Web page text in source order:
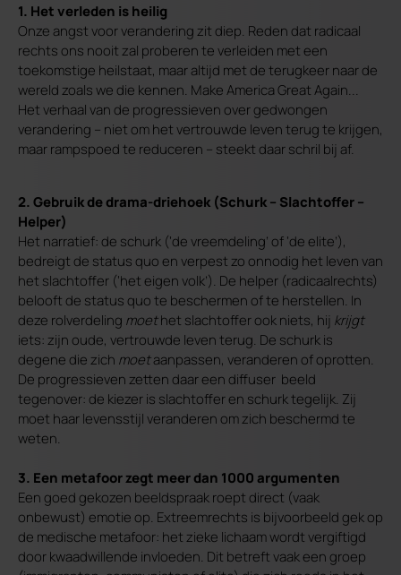
1. Het verleden is heilig
Onze angst voor verandering zit diep. Reden dat radicaal
rechts ons nooit zal proberen te verleiden met een
toekomstige heilstaat, maar altijd met de terugkeer naar de
wereld zoals we die kennen. Make America Great Again...
Het verhaal van de progressieven over gedwongen
verandering – niet om het vertrouwde leven terug te krijgen,
maar rampspoed te reduceren – steekt daar schril bij af.
2. Gebruik de drama-driehoek (Schurk – Slachtoffer –
Helper)
Het narratief: de schurk (‘de vreemdeling’ of ‘de elite’),
bedreigt de status quo en verpest zo onnodig het leven van
het slachtoffer (‘het eigen volk’). De helper (radicaalrechts)
belooft de status quo te beschermen of te herstellen. In
deze rolverdeling moethet slachtoffer ook niets, hij krijgt
iets: zijn oude, vertrouwde leven terug. De schurk is
degene die zich moetaanpassen, veranderen of oprotten.
De progressieven zetten daar een diffuser beeld
tegenover: de kiezer is slachtoffer en schurk tegelijk. Zij
moet haar levensstijl veranderen om zich beschermd te
weten.
3. Een metafoor zegt meer dan 1000 argumenten
Een goed gekozen beeldspraak roept direct (vaak
onbewust) emotie op. Extreemrechts is bijvoorbeeld gek op
de medische metafoor: het zieke lichaam wordt vergiftigd
door kwaadwillende invloeden. Dit betreft vaak een groep